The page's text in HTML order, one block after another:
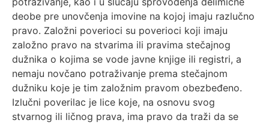
deobe pre unovčenja imovine na kojoj imaju razlučno
pravo. Založni poverioci su poverioci koji imaju
založno pravo na stvarima ili pravima stečajnog
dužnika o kojima se vode javne knjige ili registri, a
nemaju novčano potraživanje prema stečajnom
dužniku koje je tim založnim pravom obezbeđeno.
Izlučni poverilac je lice koje, na osnovu svog
stvarnog ili ličnog prava, ima pravo da traži da se